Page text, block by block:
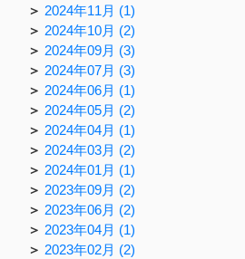
2024年11月 (1)
2024年10月 (2)
2024年09月 (3)
2024年07月 (3)
2024年06月 (1)
2024年05月 (2)
2024年04月 (1)
2024年03月 (2)
2024年01月 (1)
2023年09月 (2)
2023年06月 (2)
2023年04月 (1)
2023年02月 (2)